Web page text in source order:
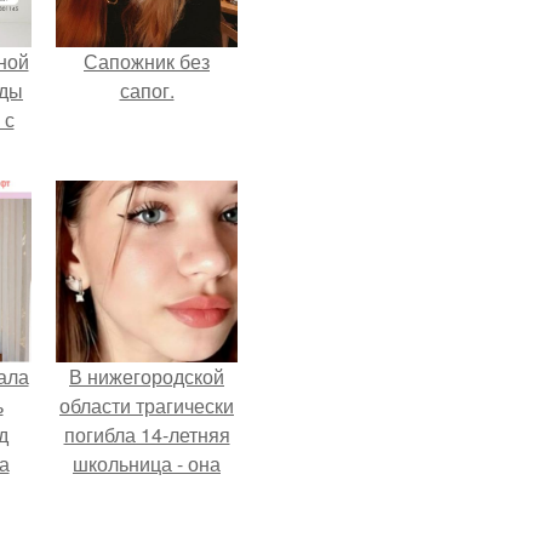
Сапожник без
сапог.
В нижегородской
области трагически
погибла 14-летняя
школьница - она